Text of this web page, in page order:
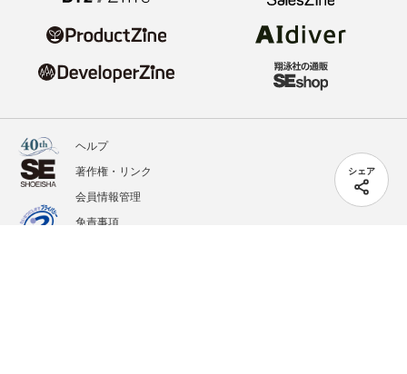
シェア
ヘルプ
著作権・リンク
会員情報管理
免責事項